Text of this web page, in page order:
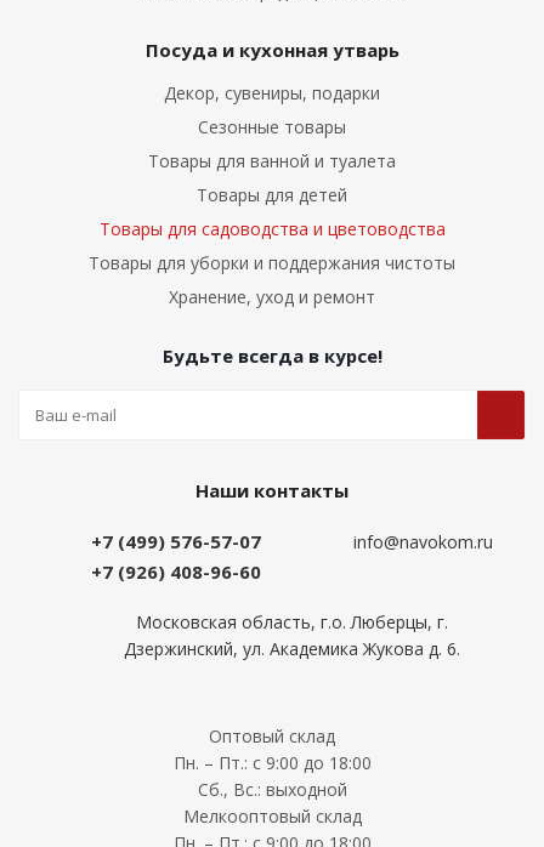
Посуда и кухонная утварь
Декор, сувениры, подарки
Сезонные товары
Товары для ванной и туалета
Товары для детей
Товары для садоводства и цветоводства
Товары для уборки и поддержания чистоты
Хранение, уход и ремонт
Будьте всегда в курсе!
Наши контакты
+7 (499) 576-57-07
+7 (926) 408-96-60
info@navokom.ru
Московская область, г.о. Люберцы, г.
Дзержинский, ул. Академика Жукова д. 6.
Оптовый склад
Пн. – Пт.: с 9:00 до 18:00
Сб., Вс.: выходной
Мелкооптовый склад